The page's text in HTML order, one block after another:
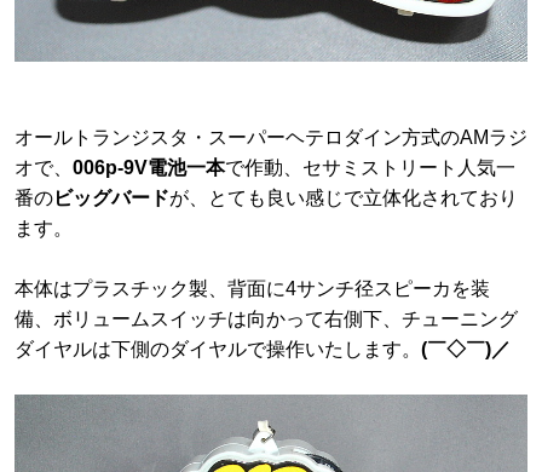
オールトランジスタ・スーパーヘテロダイン方式のAMラジ
オで、 006p-9V電池一本で作動、セサミストリート人気一
番のビッグバードが、とても良い感じで立体化されており
ます。
本体はプラスチック製、背面に4サンチ径スピーカを装
備、ボリュームスイッチは向かって右側下、チューニング
ダイヤルは下側のダイヤルで操作いたします。 (￣◇￣)／